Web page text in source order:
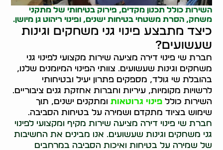
השירות כולל תכנון מקדים, פירוק בטיחותי של מתקני
משחק, הסרת משטחי בטיחות ישנים, ופינוי ריהוט גן מיושן.
כיצד מתבצע פינוי גני משחקים וגינות
שעשועים?
חברת שי פינוי דירה מציעה שירות מקצועי לפינוי גני
משחקים וגינות שעשועים. צוותי הפינוי המיומנים שלנו,
בהובלת שי גולד, מספקים פתרון יעיל ובטיחותי
לרשויות מקומיות, עיריות וחברות אחזקת גנים ציבוריים.
השירות כוללפינוי גרוטאות ומתקנים ישנים, תוך
שימוש בציוד מתקדם ושמירה על בטיחות הסביבה.
חברת שי פינוי דירה מציעה שירות מקיף ומקצועי לפינוי
גני משחקים וגינות שעשועים. אנו מבינים את החשיבות
של שמירה על בטיחות ואיכות הסביבה במרחבים